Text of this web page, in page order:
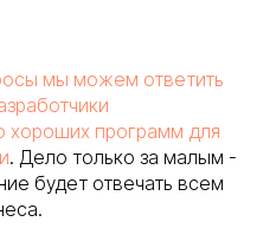
мы можем ответить
хороших программ для
. Дело только за малым -
будет отвечать всем